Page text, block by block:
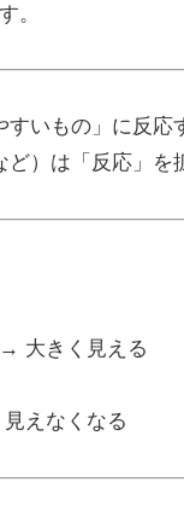
。
いもの」に反応
）は「反応」を
大きく見える
えなくなる